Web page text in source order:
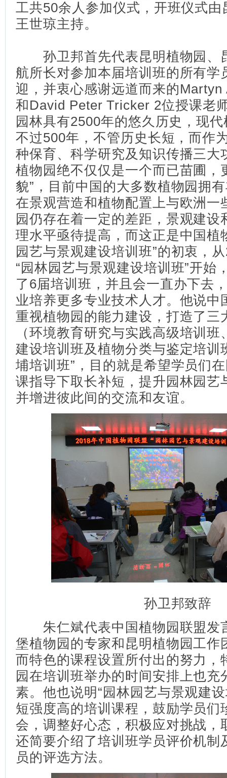
工共50余人参加仪式，开班仪式
王世琼主持。
孙卫邦首先代表昆明植物园、
航所长对参加本届培训班的所有学
迎，并衷心感谢远道而来的
和David Peter Tricker 2位授课老
园林具有2500年的悠久历史，现
不过500年，不管历史长短，而作
种保育、科学研究及知识传播三大
植物园绝不仅仅是一个而已苗圃，
貌”，目前中国的大多数植物园拥
在景观营造和植物配置上与欧洲一
园仍存在着一定的差距，景观建设
理水平亟待提高，而这正是中国植
园艺与景观建设培训班”的初衷，
“园林园艺与景观建设培训班”开始
了6届培训班，并且会一直办下去
业培养更多专业技术人才。他说中
重视植物园的能力建设，打造了三
（环境教育研究与实践高级培训
建设培训班及植物分类与鉴定培训
埔培训班”，目的就是希望学员们
课指导下取长补短，提升园林园艺
并增进彼此间的交流和友谊。
孙卫邦致辞
朱仁斌代表中国植物园联盟发
堡植物园的专家和昆明植物园工作
而特色的课程设置所付出的努力，
园在培训班举办的时间安排上也充
素。他也说明“园林园艺与景观建
短强度高的培训课程，鼓励学员们
会，调整好心态，积极应对挑战，
还简要介绍了培训班学员评价机制
员的评选方法。